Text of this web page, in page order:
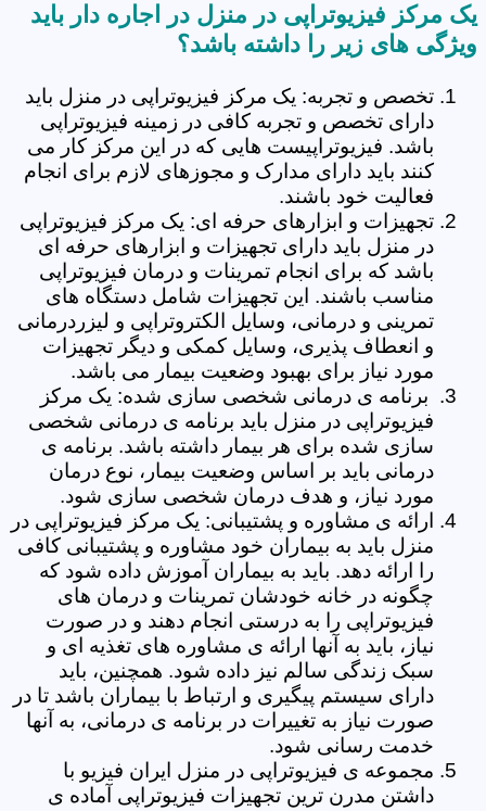
یک مرکز فیزیوتراپی در منزل در اجاره دار باید
ویژگی های زیر را داشته باشد؟
تخصص و تجربه: یک مرکز فیزیوتراپی در منزل باید
دارای تخصص و تجربه کافی در زمینه فیزیوتراپی
باشد. فیزیوتراپیست هایی که در این مرکز کار می
کنند باید دارای مدارک و مجوزهای لازم برای انجام
فعالیت خود باشند.
تجهیزات و ابزارهای حرفه ای: یک مرکز فیزیوتراپی
در منزل باید دارای تجهیزات و ابزارهای حرفه ای
باشد که برای انجام تمرینات و درمان فیزیوتراپی
مناسب باشند. این تجهیزات شامل دستگاه های
تمرینی و درمانی، وسایل الکتروتراپی و لیزردرمانی
و انعطاف پذیری، وسایل کمکی و دیگر تجهیزات
مورد نیاز برای بهبود وضعیت بیمار می باشد.
برنامه ی درمانی شخصی سازی شده: یک مرکز
فیزیوتراپی در منزل باید برنامه ی درمانی شخصی
سازی شده برای هر بیمار داشته باشد. برنامه ی
درمانی باید بر اساس وضعیت بیمار، نوع درمان
مورد نیاز، و هدف درمان شخصی سازی شود.
ارائه ی مشاوره و پشتیبانی: یک مرکز فیزیوتراپی در
منزل باید به بیماران خود مشاوره و پشتیبانی کافی
را ارائه دهد. باید به بیماران آموزش داده شود که
چگونه در خانه خودشان تمرینات و درمان های
فیزیوتراپی را به درستی انجام دهند و در صورت
نیاز، باید به آنها ارائه ی مشاوره های تغذیه ای و
سبک زندگی سالم نیز داده شود. همچنین، باید
دارای سیستم پیگیری و ارتباط با بیماران باشد تا در
صورت نیاز به تغییرات در برنامه ی درمانی، به آنها
خدمت رسانی شود.
مجموعه ی فیزیوتراپی در منزل ایران فیزیو با
داشتن مدرن ترین تجهیزات فیزیوتراپی آماده ی